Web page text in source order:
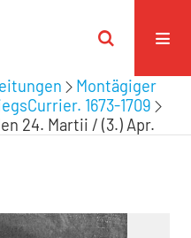
Montägiger
1673-1709
24. Martii / (3.) Apr.